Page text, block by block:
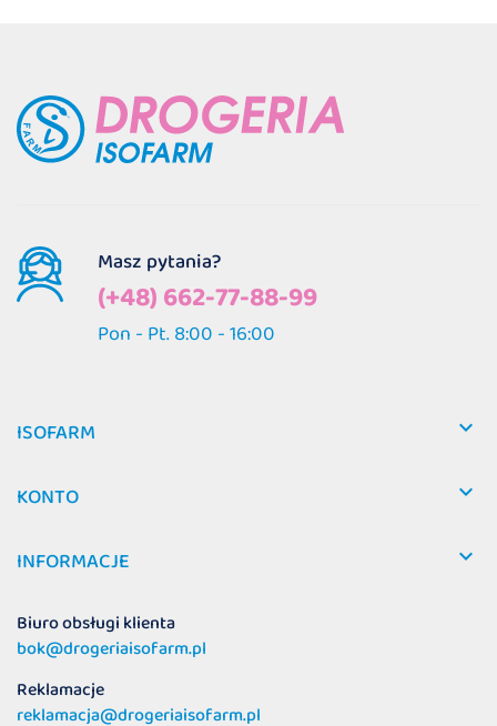
Masz pytania?
(+48) 662-77-88-99
Pon - Pt. 8:00 - 16:00
ISOFARM 
KONTO 
INFORMACJE 
Biuro obsługi klienta
bok@drogeriaisofarm.pl
Reklamacje
reklamacja@drogeriaisofarm.pl